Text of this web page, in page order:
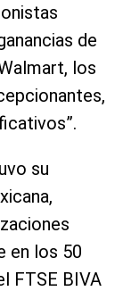
de
los
su
en los 50
FTSE BIVA